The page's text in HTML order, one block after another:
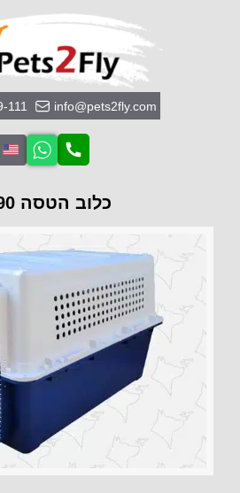
111 info@pets2fly.com
כלוב הטסה PP90